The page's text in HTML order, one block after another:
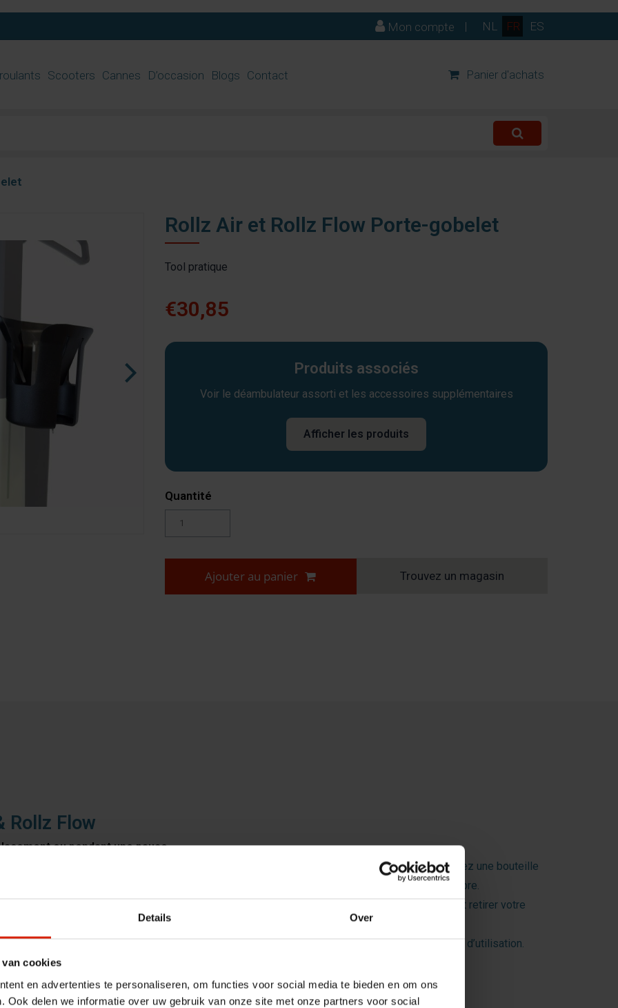
Details Over
van cookies
en advertenties te personaliseren, om functies voor social media te bieden en om ons
Ook delen we informatie over uw gebruik van onze site met onze partners voor social
NL FR ES
Mon compte |
Scooters Cannes D’occasion Blogs Contact Panier d'achats
Rollz Air et Rollz Flow Porte-gobelet
Tool pratique
€30,85
Produits associés
Voir le déambulateur assorti et les accessoires supplémentaires
Afficher les produits
Quantité
Ajouter au panier Trouvez un magasin
Rollz Flow
ou pendant une pause
accessoire pratique qui apporte un confort supplémentaire lors de la marche. Que vous emportiez une bouteille
boisson reste toujours à portée de main, de manière sûre et stable, sans perturber votre équilibre.
en place, même pendant la marche. Grâce à sa conception bien pensée, vous pouvez placer et retirer votre
pour marcher en toute sécurité.
sorties ou de longues promenades, et contribue à davantage d’autonomie et de confort d’utilisation.